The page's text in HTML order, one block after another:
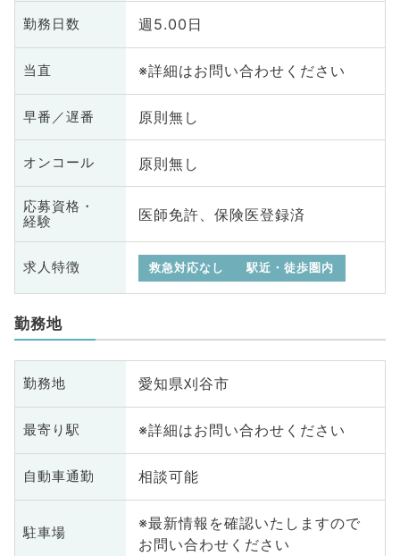
勤務日数 週5.00日
当直 ※詳細はお問い合わせください
早番／遅番 原則無し
オンコール 原則無し
応募資格・
経験
医師免許、保険医登録済
求人特徴 救急対応なし 駅近・徒歩圏内
勤務地
勤務地 愛知県刈谷市
最寄り駅 ※詳細はお問い合わせください
自動車通勤 相談可能
駐車場
※最新情報を確認いたしますので
お問い合わせください